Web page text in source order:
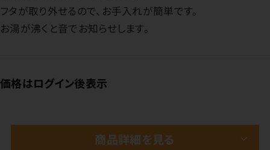
フタが取り外せるので、お手入れが簡単です。
お湯が沸くと音でお知らせします。
価格はログイン後表示
商品詳細を見る